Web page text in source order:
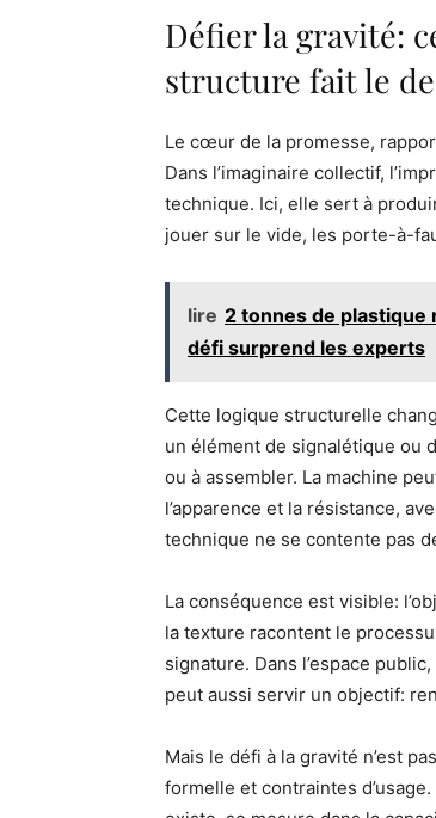
Défier la gravité:
structure fait le
Le cœur de la promesse,
Dans l’imaginaire collectif,
technique. Ici, elle sert à
jouer sur le vide, les porte-à-
lire 2 tonnes de plastique
défi surprend les experts
Cette logique structurelle
un élément de signalétique ou
ou à assembler. La machine
l’apparence et la résistance,
technique ne se contente pas
La conséquence est visible:
la texture racontent le
signature. Dans l’espace
peut aussi servir un objectif:
Mais le défi à la gravité n’est
formelle et contraintes